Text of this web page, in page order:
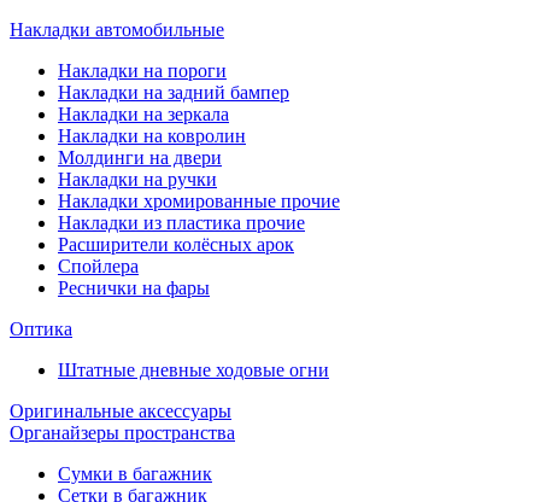
Накладки автомобильные
Накладки на пороги
Накладки на задний бампер
Накладки на зеркала
Накладки на ковролин
Молдинги на двери
Накладки на ручки
Накладки хромированные прочие
Накладки из пластика прочие
Расширители колёсных арок
Спойлера
Реснички на фары
Оптика
Штатные дневные ходовые огни
Оригинальные аксессуары
Органайзеры пространства
Сумки в багажник
Сетки в багажник